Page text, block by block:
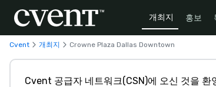
개최지 홍보
Cvent 개최지 Crowne Plaza Dallas Downtown
Cvent 공급자 네트워크(CSN)에 오신 것을